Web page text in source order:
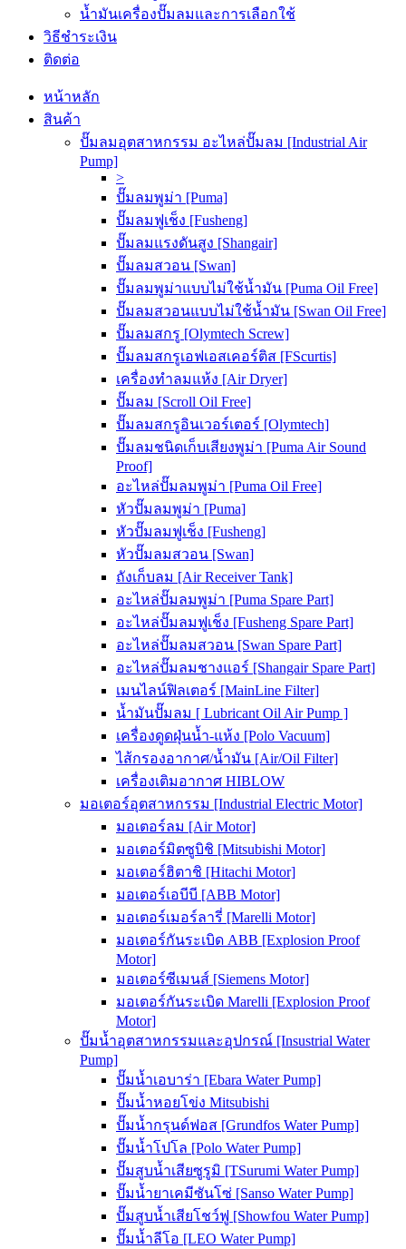
น้ำมันเครื่องปั๊มลมและการเลือกใช้
วิธีชำระเงิน
ติดต่อ
หน้าหลัก
สินค้า
ปั๊มลมอุตสาหกรรม อะไหล่ปั๊มลม [Industrial Air
Pump]
>
ปั๊มลมพูม่า [Puma]
ปั๊มลมฟูเช็ง [Fusheng]
ปั๊มลมแรงดันสูง [Shangair]
ปั๊มลมสวอน [Swan]
ปั๊มลมพูม่าแบบไม่ใช้น้ำมัน [Puma Oil Free]
ปั๊มลมสวอนแบบไม่ใช้น้ำมัน [Swan Oil Free]
ปั๊มลมสกรู [Olymtech Screw]
ปั๊มลมสกรูเอฟเอสเคอร์ติส [FScurtis]
เครื่องทำลมแห้ง [Air Dryer]
ปั๊มลม [Scroll Oil Free]
ปั๊มลมสกรูอินเวอร์เตอร์ [Olymtech]
ปั๊มลมชนิดเก็บเสียงพูม่า [Puma Air Sound
Proof]
อะไหล่ปั๊มลมพูม่า [Puma Oil Free]
หัวปั๊มลมพูม่า [Puma]
หัวปั๊มลมฟูเช็ง [Fusheng]
หัวปั๊มลมสวอน [Swan]
ถังเก็บลม [Air Receiver Tank]
อะไหล่ปั๊มลมพูม่า [Puma Spare Part]
อะไหล่ปั๊มลมฟูเช็ง [Fusheng Spare Part]
อะไหล่ปั๊มลมสวอน [Swan Spare Part]
อะไหล่ปั๊มลมชางแอร์ [Shangair Spare Part]
เมนไลน์ฟิลเตอร์ [MainLine Filter]
น้ำมันปั๊มลม [ Lubricant Oil Air Pump ]
เครื่องดูดฝุ่นน้ำ-แห้ง [Polo Vacuum]
ไส้กรองอากาศ/น้ำมัน [Air/Oil Filter]
เครื่องเติมอากาศ HIBLOW
มอเตอร์อุตสาหกรรม [Industrial Electric Motor]
มอเตอร์ลม [Air Motor]
มอเตอร์มิตซูบิชิ [Mitsubishi Motor]
มอเตอร์ฮิตาชิ [Hitachi Motor]
มอเตอร์เอบีบี [ABB Motor]
มอเตอร์เมอร์ลารี่ [Marelli Motor]
มอเตอร์กันระเบิด ABB [Explosion Proof
Motor]
มอเตอร์ซีเมนส์ [Siemens Motor]
มอเตอร์กันระเบิด Marelli [Explosion Proof
Motor]
ปั๊มน้ำอุตสาหกรรมและอุปกรณ์ [Insustrial Water
Pump]
ปั๊มน้ำเอบาร่า [Ebara Water Pump]
ปั๊มน้ำหอยโข่ง Mitsubishi
ปั๊มน้ำกรุนด์ฟอส [Grundfos Water Pump]
ปั๊มน้ำโปโล [Polo Water Pump]
ปั๊มสูบน้ำเสียซูรูมิ [TSurumi Water Pump]
ปั๊มน้ำยาเคมีซันโซ่ [Sanso Water Pump]
ปั๊มสูบน้ำเสียโชว์ฟู [Showfou Water Pump]
ปั๊มน้ำลีโอ [LEO Water Pump]